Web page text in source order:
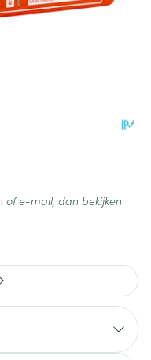
of e-mail, dan bekijken